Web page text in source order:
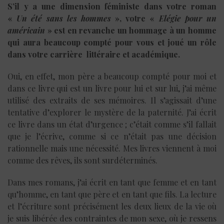
S’il y a une dimension féministe dans votre roman
« Un été sans les hommes », votre « Elégie pour un
américain » est en revanche un hommage à un homme
qui aura beaucoup compté pour vous et joué un rôle
dans votre carrière littéraire et académique.
Oui, en effet, mon père a beaucoup compté pour moi et
dans ce livre qui est un livre pour lui et sur lui, j’ai même
utilisé des extraits de ses mémoires. Il s’agissait d’une
tentative d’explorer le mystère de la paternité. J’ai écrit
ce livre dans un état d’urgence ; c’était comme s’il fallait
que je l’écrive, comme si ce n’était pas une décision
rationnelle mais une nécessité. Mes livres viennent à moi
comme des rêves, ils sont surdéterminés.
Dans mes romans, j’ai écrit en tant que femme et en tant
qu’homme, en tant que père et en tant que fils. La lecture
et l’écriture sont précisément les deux lieux de la vie où
je suis libérée des contraintes de mon sexe, où je ressens